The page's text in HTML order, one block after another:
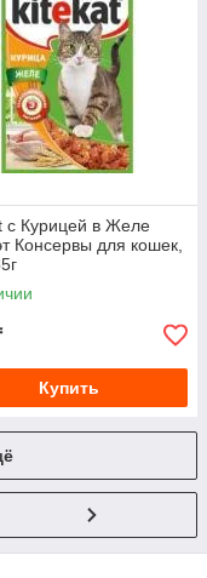
с Курицей в Желе
Консервы для кошек,
Купить